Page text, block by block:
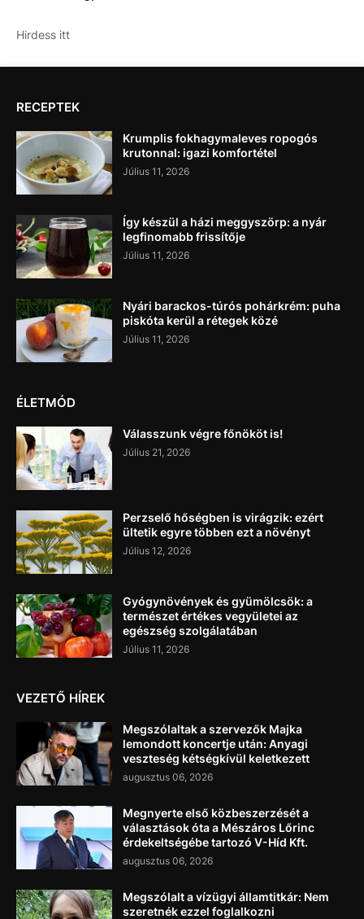
Hirdess itt
RECEPTEK
Krumplis fokhagymaleves ropogós
krutonnal: igazi komfortétel
Július 11, 2026
Így készül a házi meggyszörp: a nyár
legfinomabb frissítője
Július 11, 2026
Nyári barackos-túrós pohárkrém: puha
piskóta kerül a rétegek közé
Július 11, 2026
ÉLETMÓD
Válasszunk végre főnököt is!
Július 21, 2026
Perzselő hőségben is virágzik: ezért
ültetik egyre többen ezt a növényt
Július 12, 2026
Gyógynövények és gyümölcsök: a
természet értékes vegyületei az
egészség szolgálatában
Július 11, 2026
VEZETŐ HÍREK
Megszólaltak a szervezők Majka
lemondott koncertje után: Anyagi
veszteség kétségkívül keletkezett
augusztus 06, 2026
Megnyerte első közbeszerzését a
választások óta a Mészáros Lőrinc
érdekeltségébe tartozó V-Híd Kft.
augusztus 06, 2026
Megszólalt a vízügyi államtitkár: Nem
szeretnék ezzel foglalkozni